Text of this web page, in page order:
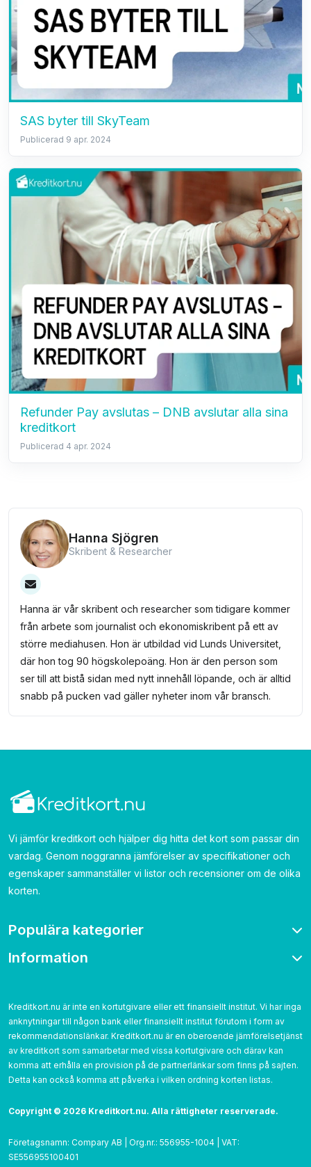
SAS byter till SkyTeam
Publicerad 9 apr. 2024
Refunder Pay avslutas – DNB avslutar alla sina
kreditkort
Publicerad 4 apr. 2024
Hanna Sjögren
Skribent & Researcher
Hanna är vår skribent och researcher som tidigare kommer
från arbete som journalist och ekonomiskribent på ett av
större mediahusen. Hon är utbildad vid Lunds Universitet,
där hon tog 90 högskolepoäng. Hon är den person som
ser till att bistå sidan med nytt innehåll löpande, och är alltid
snabb på pucken vad gäller nyheter inom vår bransch.
Vi jämför kreditkort och hjälper dig hitta det kort som passar din
vardag. Genom noggranna jämförelser av specifikationer och
egenskaper sammanställer vi listor och recensioner om de olika
korten.
Populära kategorier
Bonuskort
Cashback
Utan årsavgift
Utan UC
Information
Kontakta
Betygsättning
Cookies
Integritetspolicy
Användarvillkor
Kreditkort.nu är inte en kortutgivare eller ett finansiellt institut. Vi har inga
anknytningar till någon bank eller finansiellt institut förutom i form av
rekommendationslänkar. Kreditkort.nu är en oberoende jämförelsetjänst
av kreditkort som samarbetar med vissa kortutgivare och därav kan
komma att erhålla en provision på de partnerlänkar som finns på sajten.
Detta kan också komma att påverka i vilken ordning korten listas.‌
Copyright © 2026 Kreditkort.nu. Alla rättigheter reserverade.
Företagsnamn: Compary AB | Org.nr.: 556955-1004 | VAT:
SE556955100401